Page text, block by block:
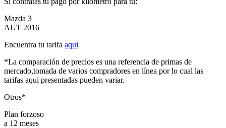
Mazda 3
AUT 2016
Encuentra tu tarifa aqui
*La comparación de precios es una referencia de primas de
mercado,tomada de varios compradores en línea por lo cual las
tarifas aqui presentadas pueden variar.
Otros*
Plan forzoso
a 12 meses